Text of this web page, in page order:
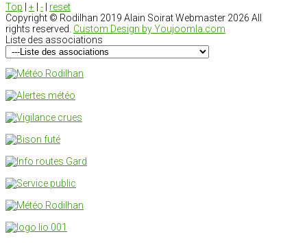
Top
+ -
reset
Copyright © Rodilhan 2019 Alain Soirat Webmaster 2026 All
rights reserved. Custom Design by Youjoomla.com
Liste des associations